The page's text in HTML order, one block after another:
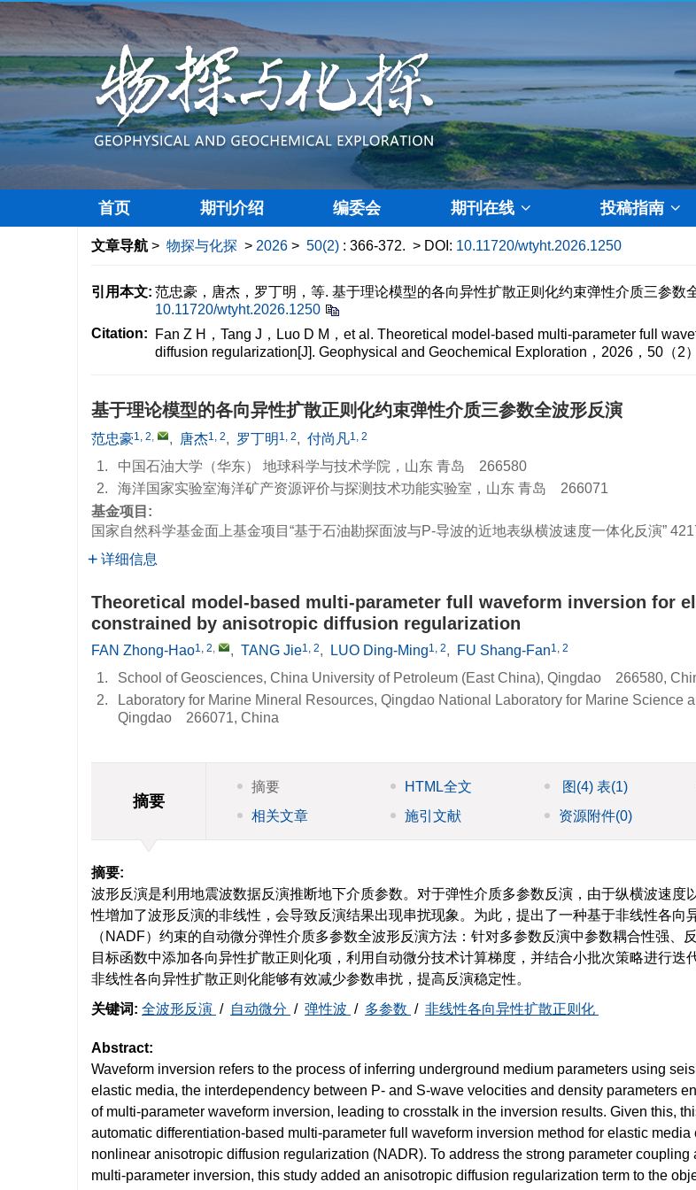
首页 期刊介绍 编委会 期刊在线 投稿指南
文章导航 > 物探与化探 > 2026 > 50(2) : 366-372. > DOI: 10.11720/wtyht.2026.1250
引用本文: 范忠豪，唐杰，罗丁明，等. 基于理论模型的各向异性扩散正则化约束弹性介质三参
10.11720/wtyht.2026.1250
Citation:
Fan Z H，Tang J，Luo D M，et al. Theoretical model-based multi-parameter full
diffusion regularization[J]. Geophysical and Geochemical Exploration，2026，50（2
基于理论模型的各向异性扩散正则化约束弹性介质三参数全波形反演
范忠豪1, 2, , 唐杰1, 2, 罗丁明 1, 2, 付尚凡1, 2
1.
中国石油大学（华东） 地球科学与技术学院，山东 青岛 266580
2.
海洋国家实验室海洋矿产资源评价与探测技术功能实验室，山东 青岛 266071
基金项目:
国家自然科学基金面上基金项目“基于石油勘探面波与P-导波的近地表纵横波速度一体化反演”
详细信息
Theoretical model-based multi-parameter full waveform inversion for
constrained by anisotropic diffusion regularization
FAN Zhong-Hao1, 2, , TANG Jie1, 2, LUO Ding-Ming1, 2, FU Shang-Fan1, 2
1.
School of Geosciences, China University of Petroleum (East China), Qingdao 266580,
2.
Laboratory for Marine Mineral Resources, Qingdao National Laboratory for Marine Science
Qingdao 266071, China
摘要
摘要 HTML全文 图 (4)表(1)
相关文章
施引文献 资源附件(0)
摘要:
波形反演是利用地震波数据反演推断地下介质参数。对于弹性介质多参数反演，由于纵横波速度
性增加了波形反演的非线性，会导致反演结果出现串扰现象。为此，提出了一种基于非线性各向
（NADF）约束的自动微分弹性介质多参数全波形反演方法：针对多参数反演中参数耦合性强、
目标函数中添加各向异性扩散正则化项，利用自动微分技术计算梯度，并结合小批次策略进行迭
非线性各向异性扩散正则化能够有效减少参数串扰，提高反演稳定性。
关键词: 全波形反演 / 自动微分 / 弹性波 / 多参数 / 非线性各向异性扩散正则化
Abstract:
Waveform inversion refers to the process of inferring underground medium parameters using
elastic media, the interdependency between P- and S-wave velocities and density parameters
of multi-parameter waveform inversion, leading to crosstalk in the inversion results. Given this,
automatic differentiation-based multi-parameter full waveform inversion method for elastic media
nonlinear anisotropic diffusion regularization (NADR). To address the strong parameter
multi-parameter inversion, this study added an anisotropic diffusion regularization term to the